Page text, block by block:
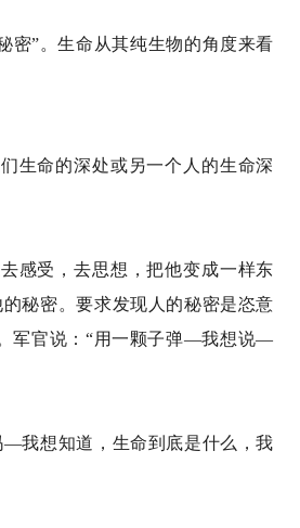
密”。生命从其纯生物的角度来看
生命的深处或另一个人的生命深
感受，去思想，把他变成一样东
秘密。要求发现人的秘密是恣意
军官说：“用一颗子弹—我想说—
—我想知道，生命到底是什么，我